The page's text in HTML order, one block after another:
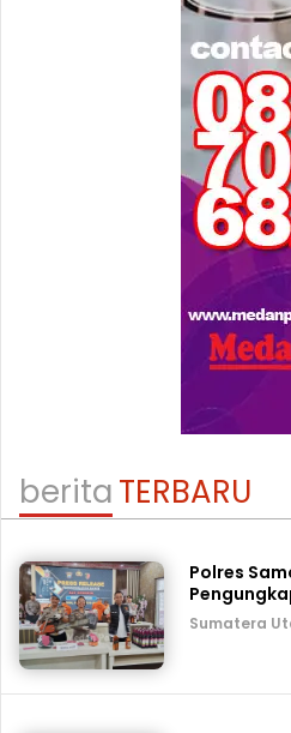
beritaTERBARU
Polres
Sumatera